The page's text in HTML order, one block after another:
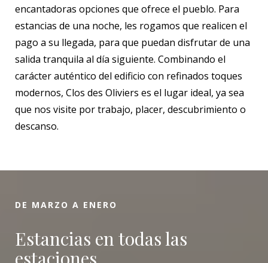
encantadoras opciones que ofrece el pueblo. Para
estancias de una noche, les rogamos que realicen el
pago a su llegada, para que puedan disfrutar de una
salida tranquila al día siguiente. Combinando el
carácter auténtico del edificio con refinados toques
modernos, Clos des Oliviers es el lugar ideal, ya sea
que nos visite por trabajo, placer, descubrimiento o
descanso.
DE MARZO A ENERO
Estancias en todas las